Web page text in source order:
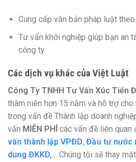
Cung cấp văn bản pháp luật
Tư vấn khởi nghiệp giúp bạn an
công ty
Các dịch vụ khác của Việt Luật
Công Ty TNHH Tư Vấn Xúc Tiến
thâm niên hơn 15 năm và hỗ trợ
trong vấn đề Thành lập doanh
vấn MIỄN PHÍ các vấn đề liên quan
vấn thành lập VPĐD, Đầu tư nước
dung ĐKKD,… Chúng tôi sẽ thay